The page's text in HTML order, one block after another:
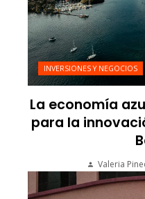
INVERSIONES Y NEGOCIOS
La economía
para la
Valeria